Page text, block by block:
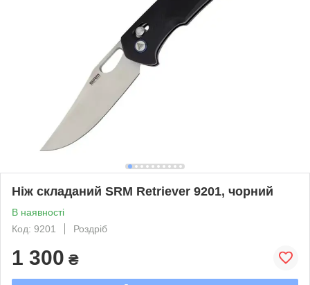
Ніж складаний SRM Retriever 9201, чорний
В наявності
Код: 9201
Роздріб
1 300 ₴